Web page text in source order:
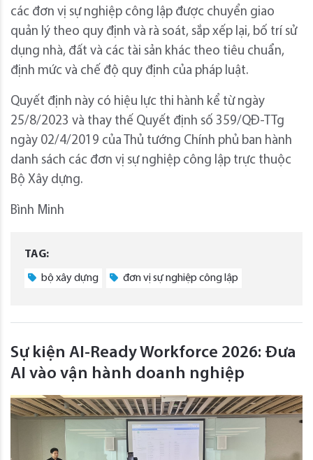
các đơn vị sự nghiệp công lập được chuyển giao
quản lý theo quy định và rà soát, sắp xếp lại, bố trí sử
dụng nhà, đất và các tài sản khác theo tiêu chuẩn,
định mức và chế độ quy định của pháp luật.
Quyết định này có hiệu lực thi hành kể từ ngày
25/8/2023 và thay thế Quyết định số 359/QĐ-TTg
ngày 02/4/2019 của Thủ tướng Chính phủ ban hành
danh sách các đơn vị sự nghiệp công lập trực thuộc
Bộ Xây dựng.
Bình Minh
TAG:
bộ xây dựng đơn vị sự nghiệp công lập
Sự kiện AI-Ready Workforce 2026: Đưa
AI vào vận hành doanh nghiệp